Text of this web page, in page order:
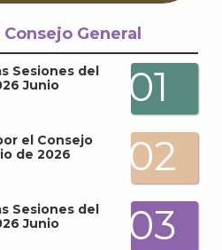
Consejo General
Sesiones del
Junio
01
el Consejo
de 2026
02
Sesiones del
Junio
03